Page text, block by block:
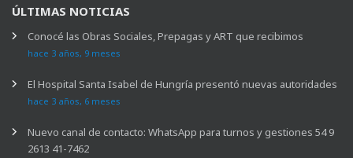
ÚLTIMAS NOTICIAS
Conocé las Obras Sociales, Prepagas y ART que recibimos
hace 3 años, 9 meses
El Hospital Santa Isabel de Hungría presentó nuevas autoridades
hace 3 años, 6 meses
Nuevo canal de contacto: WhatsApp para turnos y gestiones 54 9
2613 41-7462